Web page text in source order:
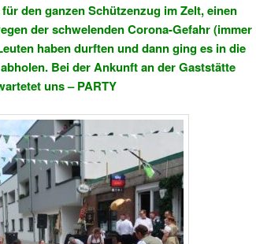
den ganzen Schützenzug im Zelt, einen
der schwelenden Corona-Gefahr (immer
haben durften und dann ging es in die
Bei der Ankunft an der Gaststätte
uns – PARTY